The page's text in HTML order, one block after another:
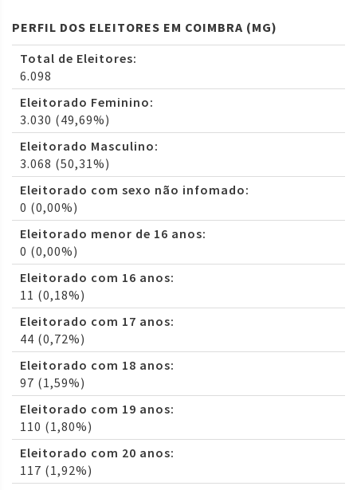
PERFIL DOS ELEITORES EM COIMBRA (MG)
Total de Eleitores:
6.098
Eleitorado Feminino:
3.030 (49,69%)
Eleitorado Masculino:
3.068 (50,31%)
Eleitorado com sexo não infomado:
0 (0,00%)
Eleitorado menor de 16 anos:
0 (0,00%)
Eleitorado com 16 anos:
11 (0,18%)
Eleitorado com 17 anos:
44 (0,72%)
Eleitorado com 18 anos:
97 (1,59%)
Eleitorado com 19 anos:
110 (1,80%)
Eleitorado com 20 anos:
117 (1,92%)